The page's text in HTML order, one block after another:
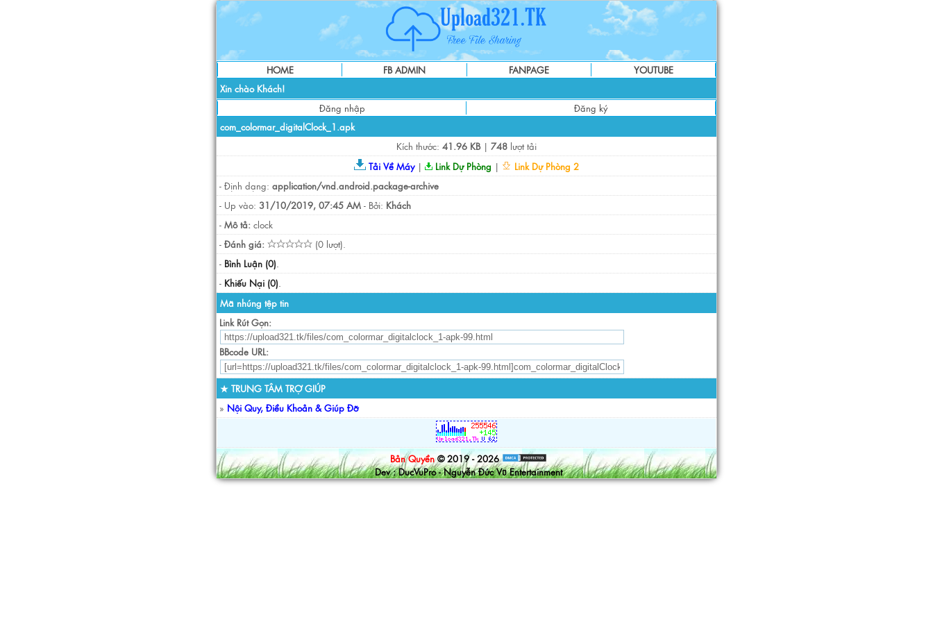
HOME FB ADMIN FANPAGE
YOUTUBE
Xin chào Khách!
Đăng nhập
Đăng ký
com_colormar_digitalClock_1.apk
Kích thước: 41.96 KB| 748 lượt tải
Tải Về Máy| Link Dự Phòng |
Link Dự Phòng 2
- Định dạng: application/vnd.android.package-archive
- Up vào: 31/10/2019, 07:45 AM - Bởi: Khách
- Mô tả: clock
- Đánh giá:
(0 lượt).
- Bình Luận (0).
- Khiếu Nại (0).
Mã nhúng tệp tin
Link Rút Gọn:
BBcode URL:
★ TRUNG TÂM TRỢ GIÚP
» Nội Quy, Điều Khoản & Giúp Đỡ
Bản Quyền © 2019 - 2026
Dev : DucVuPro - Nguyễn Đức Vũ Entertainment